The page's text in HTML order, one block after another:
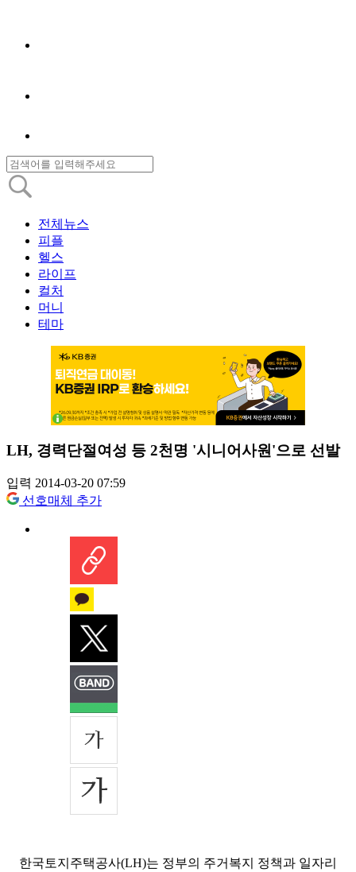
전체뉴스
피플
헬스
라이프
컬처
머니
테마
LH, 경력단절여성 등 2천명 '시니어사원'으로 선발
입력 2014-03-20 07:59
선호매체 추가
한국토지주택공사(LH)는 정부의 주거복지 정책과 일자리